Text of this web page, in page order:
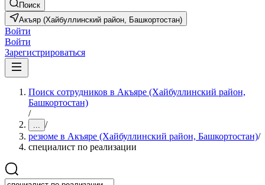
Поиск
Акъяр (Хайбуллинский район, Башкортостан)
Войти
Войти
Зарегистрироваться
Поиск сотрудников в Акъяре (Хайбуллинский район,
Башкортостан)
/
... /
резюме в Акъяре (Хайбуллинский район, Башкортостан)/
специалист по реализации